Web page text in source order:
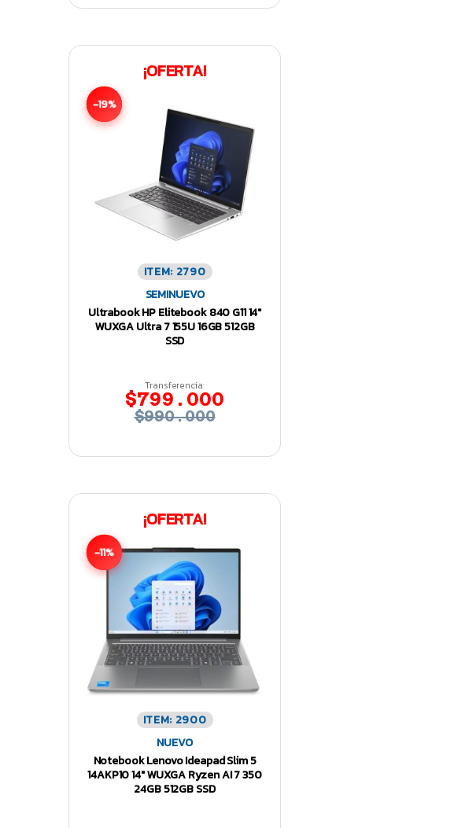
¡OFERTA!
-19%
ITEM: 2790
SEMINUEVO
Ultrabook HP Elitebook 840 G11 14″
WUXGA Ultra 7 155U 16GB 512GB
SSD
Transferencia:
$799.000
$990.000
¡OFERTA!
-11%
ITEM: 2900
NUEVO
Notebook Lenovo Ideapad Slim 5
14AKP10 14″ WUXGA Ryzen AI 7 350
24GB 512GB SSD